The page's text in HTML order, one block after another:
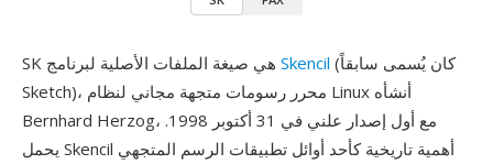
Skencil (كان يُسمى سابقاً
Sketch)، محرر رسومات متجهة مجاني لنظام Linux أنشأه
Bernhard Herzog، مع أول إصدار علني في 31 أكتوبر 1998.
يحمل Skencil أهمية تاريخية كأحد أوائل تطبيقات الرسم المتجهي